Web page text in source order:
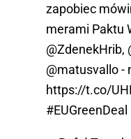
zapobiec
merami Paktu
@ZdenekHrib,
@matusvallo-
https://t.co/
#EUGreenDeal